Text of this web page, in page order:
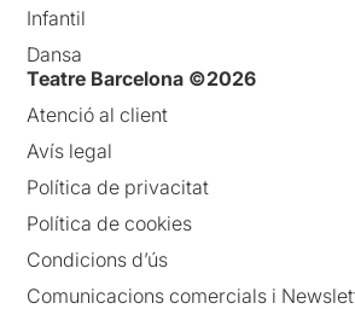
Infantil
Dansa
Teatre Barcelona ©2026
Atenció al client
Avís legal
Política de privacitat
Política de cookies
Condicions d’ús
Comunicacions comercials i